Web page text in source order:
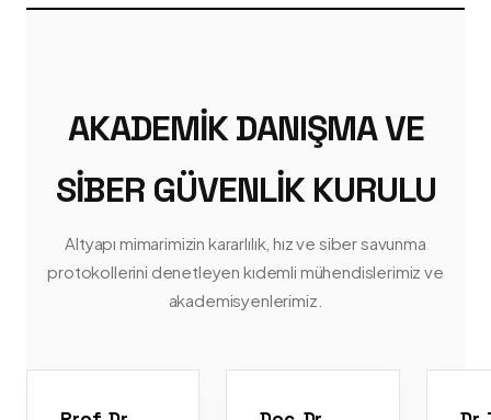
AKADEMIK DANIŞMA VE
SIBER GÜVENLIK KURULU
Altyapı mimarimizin kararlılık, hız ve siber savunma
protokollerini denetleyen kıdemli mühendislerimiz ve
akademisyenlerimiz.